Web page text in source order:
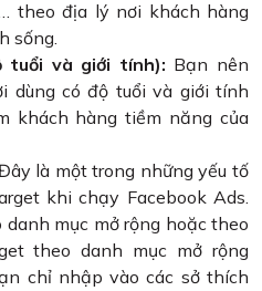
theo địa lý nơi khách hàng
sống.
tuổi và giới tính): Bạn nên
dùng có độ tuổi và giới tính
khách hàng tiềm năng của
là một trong những yếu tố
khi chạy Facebook Ads.
mục mở rộng hoặc theo
theo danh mục mở rộng
chỉ nhập vào các sở thích